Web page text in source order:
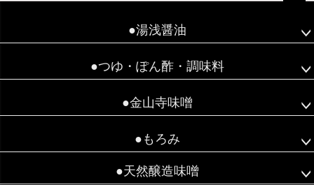
●湯浅醤油
●つゆ・ぽん酢・調味料
●金山寺味噌
●もろみ
●天然醸造味噌